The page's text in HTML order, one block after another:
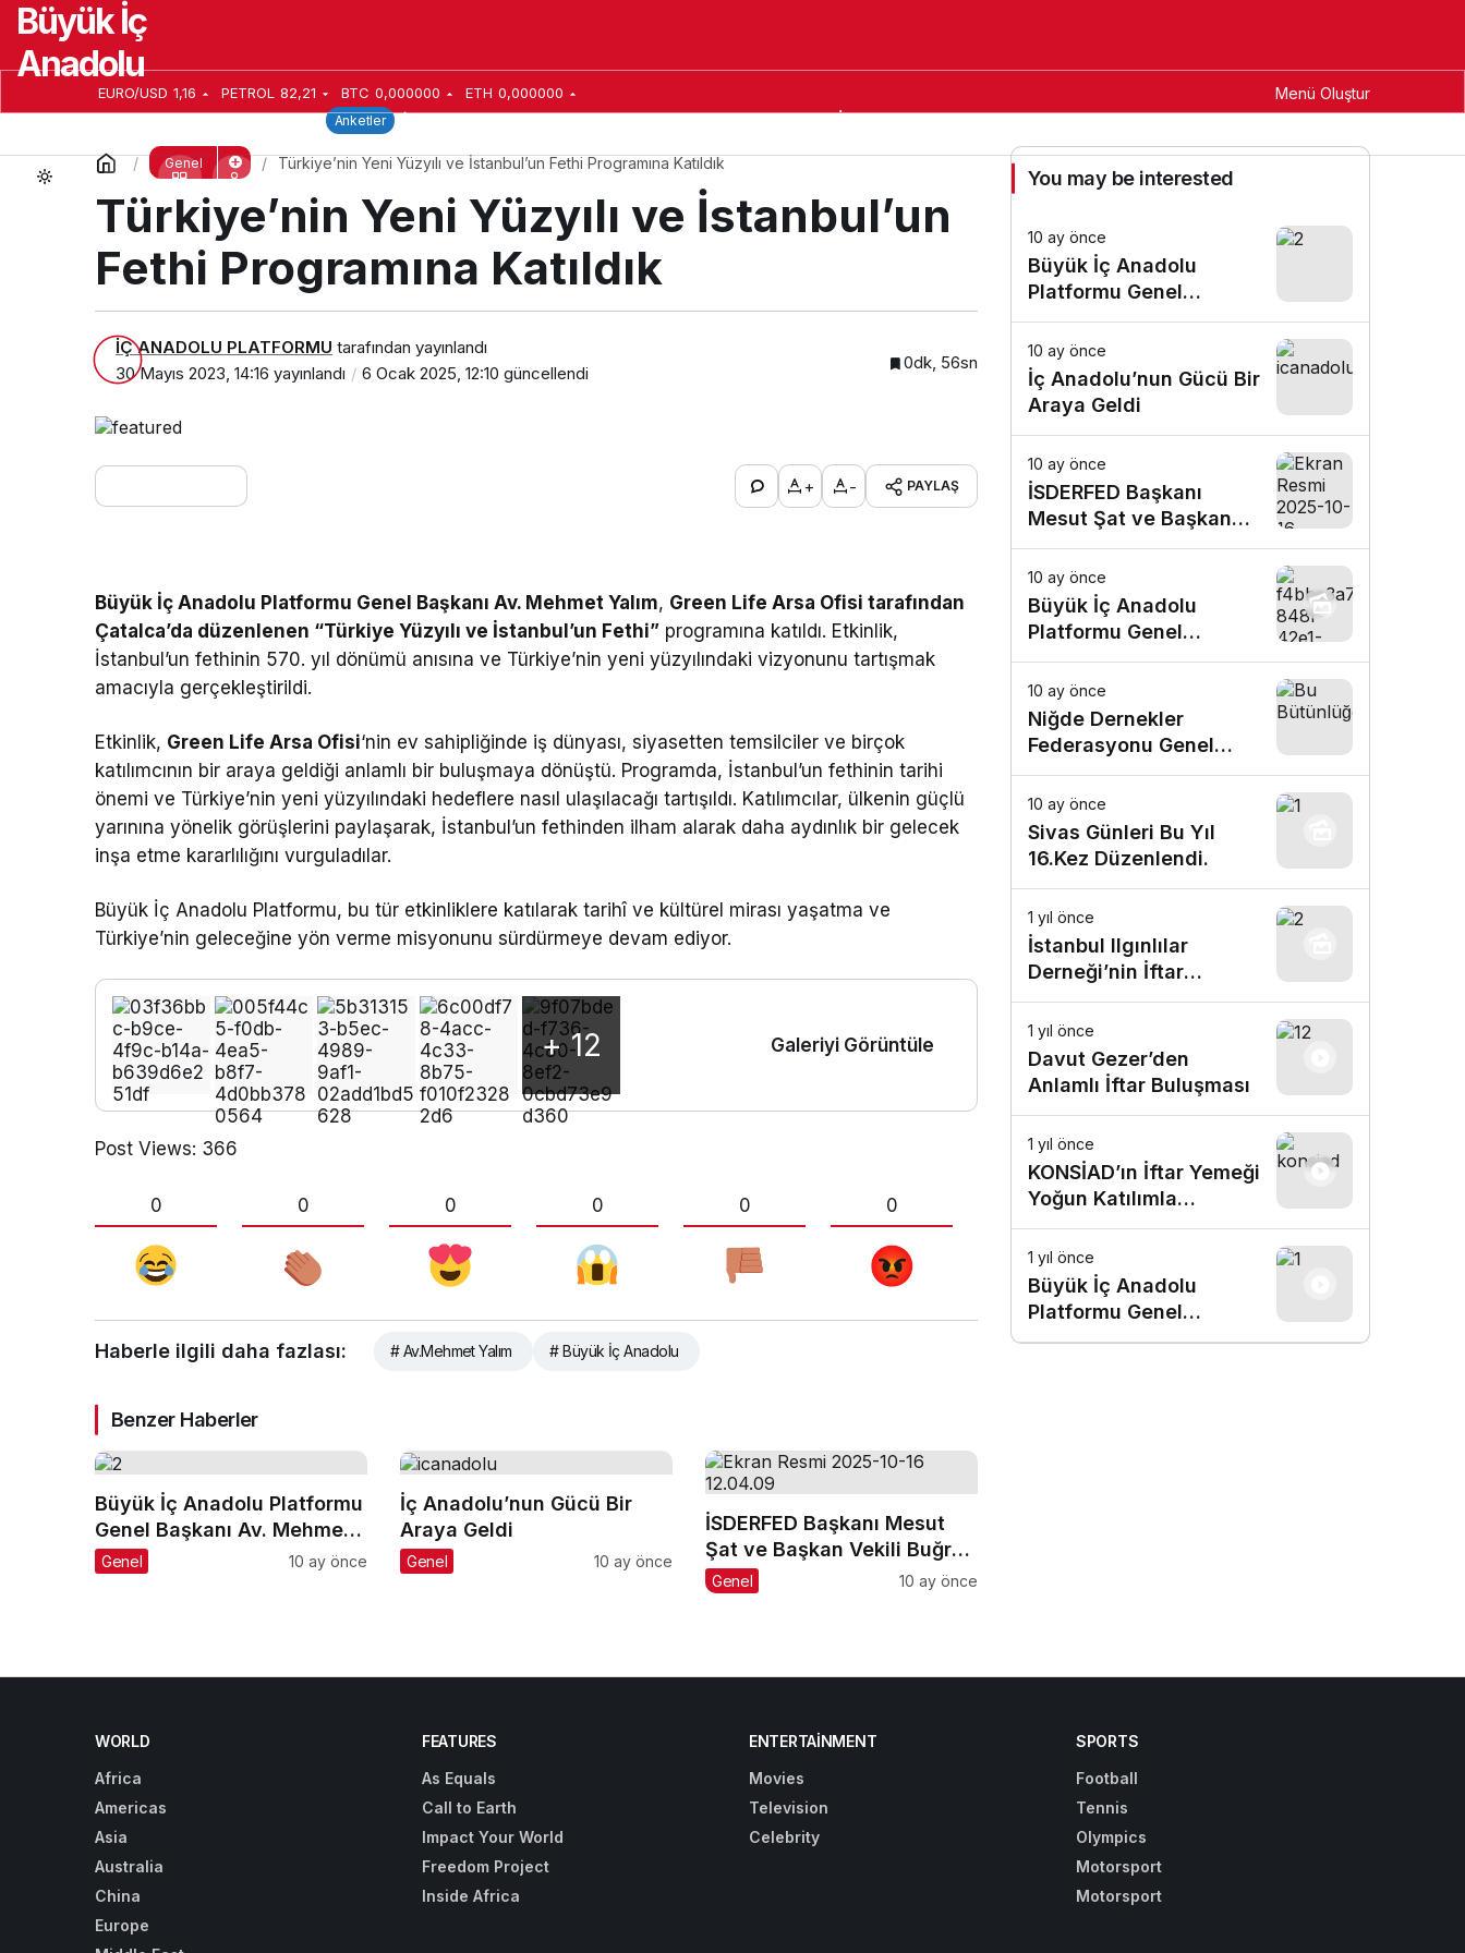
Büyük İç
Anadolu
HomeAnasayfaSeçim 2024 Anketler KeşfetWar in UkraineYerel YönetimWorld GündemİlçelerSiyasetEkonomiSpor Dünya PoliticsTeknolojiSportsMagazinKülter &
EURO/USD 1,16 PETROL 82,21 BTC 0,000000 ETH 0,000000 Menü Oluştur
Genel Türkiye’nin Yeni Yüzyılı ve İstanbul’un Fethi Programına Katıldık
Türkiye’nin Yeni Yüzyılı ve İstanbul’un
Fethi Programına Katıldık
İÇ ANADOLU PLATFORMU tarafından yayınlandı
30 Mayıs 2023, 14:16 yayınlandı 6 Ocak 2025, 12:10 güncellendi 0dk, 56sn
+ - PAYLAŞ
Büyük İç Anadolu Platformu Genel Başkanı Av. Mehmet Yalım, Green Life Arsa Ofisi tarafından
Çatalca’da düzenlenen “Türkiye Yüzyılı ve İstanbul’un Fethi” programına katıldı. Etkinlik,
İstanbul’un fethinin 570. yıl dönümü anısına ve Türkiye’nin yeni yüzyılındaki vizyonunu tartışmak
amacıyla gerçekleştirildi.
Etkinlik, Green Life Arsa Ofisi‘nin ev sahipliğinde iş dünyası, siyasetten temsilciler ve birçok
katılımcının bir araya geldiği anlamlı bir buluşmaya dönüştü. Programda, İstanbul’un fethinin tarihi
önemi ve Türkiye’nin yeni yüzyılındaki hedeflere nasıl ulaşılacağı tartışıldı. Katılımcılar, ülkenin güçlü
yarınına yönelik görüşlerini paylaşarak, İstanbul’un fethinden ilham alarak daha aydınlık bir gelecek
inşa etme kararlılığını vurguladılar.
Büyük İç Anadolu Platformu, bu tür etkinliklere katılarak tarihî ve kültürel mirası yaşatma ve
Türkiye’nin geleceğine yön verme misyonunu sürdürmeye devam ediyor.
+ 12 Galeriyi Görüntüle
Post Views: 366
0 0 0 0 0 0
Türkiye’nin Yeni Yüzyılı ve İstanbul’un Fethi Programına Katıldık
Haberle ilgili daha fazlası: # Av.Mehmet Yalım # Büyük İç Anadolu
Benzer Haberler
Büyük İç Anadolu Platformu
Genel Başkanı Av. Mehmet
Yalım, Sultangazi’li
Sivaslılar Derneği ile Bir
Genel 10 ay önce
İç Anadolu’nun Gücü Bir
Araya Geldi
Genel 10 ay önce
İSDERFED Başkanı Mesut
Şat ve Başkan Vekili Buğra
Karaca’dan Büyük İç
Genel 10 ay önce
You may be interested
10 ay önce
Büyük İç Anadolu
Platformu Genel
Başkanı Av. Mehmet
Yalım, Sultangazi’li
Sivaslılar Derneği ile Bir
Araya Geldi
10 ay önce
İç Anadolu’nun Gücü Bir
Araya Geldi
10 ay önce
İSDERFED Başkanı
Mesut Şat ve Başkan
Vekili Buğra Karaca’dan
Büyük İç Anadolu
Platformu’na Ziyaret
10 ay önce
Büyük İç Anadolu
Platformu Genel
Başkanı Av. Mehmet
Yalım, Nevşehirli
Hemşehrileriyle
Kahvaltıda Buluştu
10 ay önce
Niğde Dernekler
Federasyonu Genel
Başkanı Ömer
Yavuz’dan Büyük İç
Anadolu Platformu’na
Ziyaret
10 ay önce
Sivas Günleri Bu Yıl
16.Kez Düzenlendi.
1 yıl önce
İstanbul Ilgınlılar
Derneği’nin İftar
Programında Birlik ve
Beraberlik Mesajı
1 yıl önce
Davut Gezer’den
Anlamlı İftar Buluşması
1 yıl önce
KONSİAD’ın İftar Yemeği
Yoğun Katılımla
Gerçekleşti
1 yıl önce
Büyük İç Anadolu
Platformu Genel
Başkanı Av. Mehmet
WORLD
Africa
Americas
Asia
Australia
China
Europe
FEATURES
As Equals
Call to Earth
Impact Your World
Freedom Project
Inside Africa
ENTERTAINMENT
Movies
Television
Celebrity
SPORTS
Football
Tennis
Olympics
Motorsport
Motorsport